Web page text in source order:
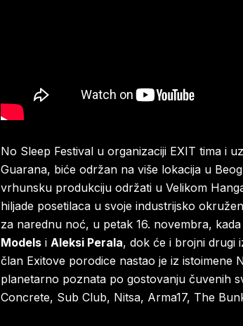
No Sleep Festival u organizaciji EXIT tima i
Guarana, biće održan na više lokacija u
vrhunsku produkciju održati u Velikom
hiljade posetilaca u svoje industrijsko
za narednu noć, u petak 16. novembra,
Models i Aleksi Perala, dok će i brojni drugi
član Exitove porodice nastao je iz istoimene
planetarno poznata po gostovanju čuvenih
Concrete, Sub Club, Nitsa, Arma17, The